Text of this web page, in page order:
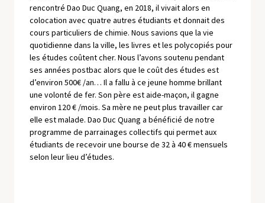
rencontré Dao Duc Quang, en 2018, il vivait alors en
colocation avec quatre autres étudiants et donnait des
cours particuliers de chimie. Nous savions que la vie
quotidienne dans la ville, les livres et les polycopiés pour
les études coûtent cher. Nous l’avons soutenu pendant
ses années postbac alors que le coût des études est
d’environ 500€ /an… Il a fallu à ce jeune homme brillant
une volonté de fer. Son père est aide-maçon, il gagne
environ 120 € /mois. Sa mère ne peut plus travailler car
elle est malade. Dao Duc Quang a bénéficié de notre
programme de parrainages collectifs qui permet aux
étudiants de recevoir une bourse de 32 à 40 € mensuels
selon leur lieu d’études.